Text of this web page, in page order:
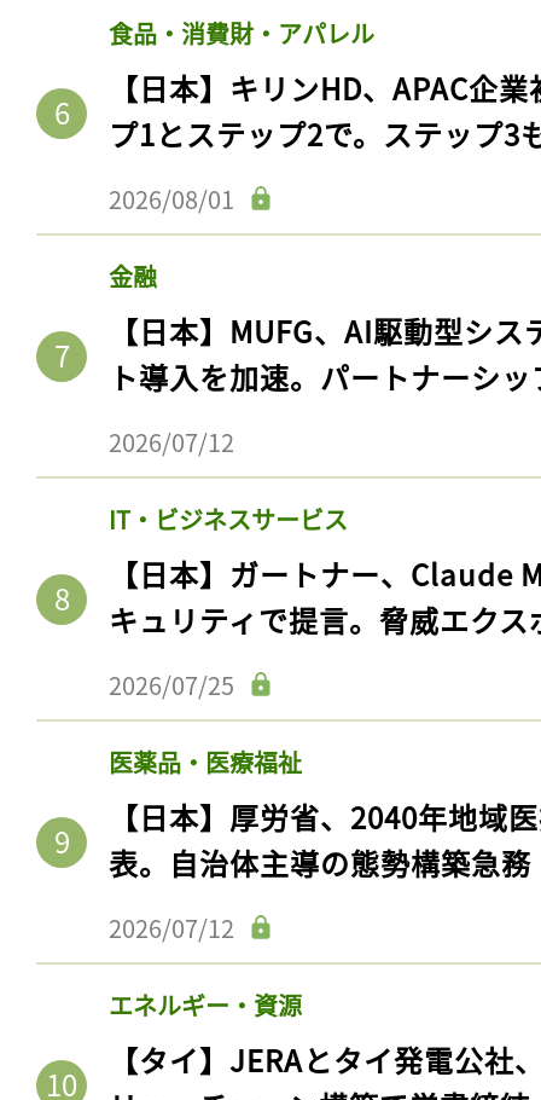
食品・消費財・アパレル
【日本】キリンHD、APAC企
プ1とステップ2で。ステップ3
2026/08/01
金融
【日本】MUFG、AI駆動型シ
ト導入を加速。パートナーシ
2026/07/12
IT・ビジネスサービス
【日本】ガートナー、Claude
キュリティで提言。脅威エク
2026/07/25
医薬品・医療福祉
【日本】厚労省、2040年地域
表。自治体主導の態勢構築急務
2026/07/12
エネルギー・資源
【タイ】JERAとタイ発電公社